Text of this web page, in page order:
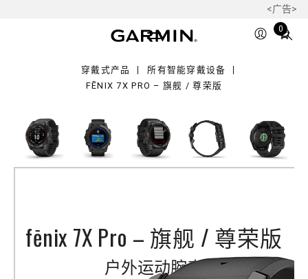
<广告>
0
Total
穿戴式产品
所有智能穿戴设备
FĒNIX 7X PRO – 旗舰 / 尊荣版
fēnix 7X Pro – 旗舰 / 尊荣版
户外运动腕表